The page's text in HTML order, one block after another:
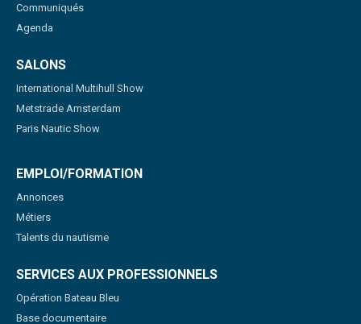
Communiqués
Agenda
SALONS
International Multihull Show
Metstrade Amsterdam
Paris Nautic Show
EMPLOI/FORMATION
Annonces
Métiers
Talents du nautisme
SERVICES AUX PROFESSIONNELS
Opération Bateau Bleu
Base documentaire